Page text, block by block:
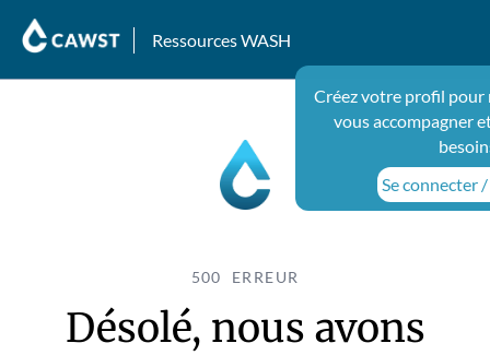
Ressources WASH
Créez votre profil pour
vous accompagner
Se connecter
500 ERREUR
Désolé, nous avons